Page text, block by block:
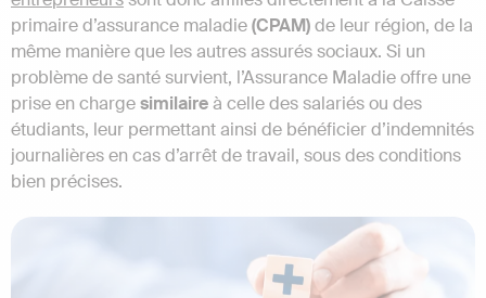
primaire d’assurance maladie(CPAM)de leur région, de la
même manière que les autres assurés sociaux. Si un
problème de santé survient, l’Assurance Maladie offre une
prise en chargesimilaireà celle des salariés ou des
étudiants, leur permettant ainsi de bénéficier d’indemnités
journalières en cas d’arrêt de travail, sous des conditions
bien précises.